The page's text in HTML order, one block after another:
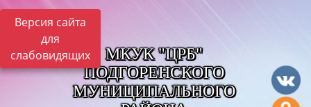
Версия сайта
для
слабовидящих
МКУК "ЦРБ"
ПОДГОРЕНСКОГО
МУНИЦИПАЛЬНОГО